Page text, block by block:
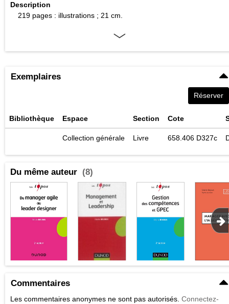
Description
219 pages : illustrations ; 21 cm.
Exemplaires
Réserver
Bibliothèque Espace Section Cote
Collection générale Livre 658.406 D327c
Du même auteur (8)
Commentaires
Les commentaires anonymes ne sont pas autorisés. Connectez-